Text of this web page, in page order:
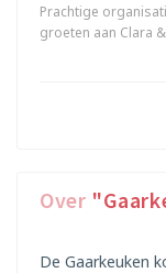
Prachtige
groeten aan Clara
Over
De Gaarkeuken